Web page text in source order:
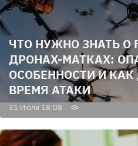
ЧТО НУЖНО ЗНАТЬ О
ДРОНАХ-МАТКАХ:
ОСОБЕННОСТИ И
ВРЕМЯ АТАКИ
31 Июля 18:08